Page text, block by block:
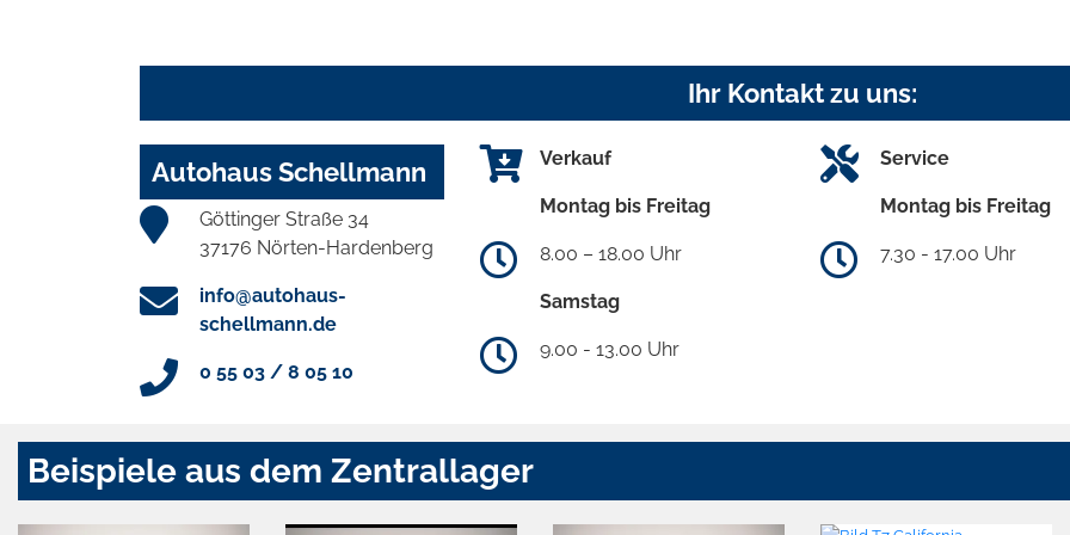
Ihr Kontakt zu uns:
Autohaus Schellmann
Göttinger Straße 34
37176 Nörten-Hardenberg
info@autohaus-
schellmann.de
0 55 03 / 8 05 10
Verkauf
Montag bis Freitag
8.00 – 18.00 Uhr
Samstag
9.00 - 13.00 Uhr
Service
Montag bis Freitag
7.30 - 17.00 Uhr
Beispiele aus dem Zentrallager